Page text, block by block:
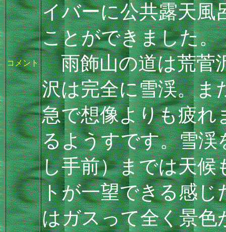
コメント
イバーに公共露天風
ことができました。
雨飾山の道は荒菅
沢は完全に雪渓。ま
急で想像よりも疲れ
るようすです。雪渓
し手前）までは天候
トが一望できる感
はガスって全く景色